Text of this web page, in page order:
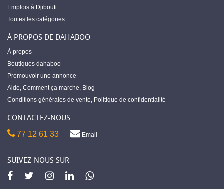
Emplois à Djibouti
Toutes les catégories
À PROPOS DE DAHABOO
À propos
Boutiques dahaboo
Promouvoir une annonce
Aide, Comment ça marche, Blog
Conditions générales de vente, Politique de confidentialité
CONTACTEZ-NOUS
77 12 61 33 Email
SUIVEZ-NOUS SUR